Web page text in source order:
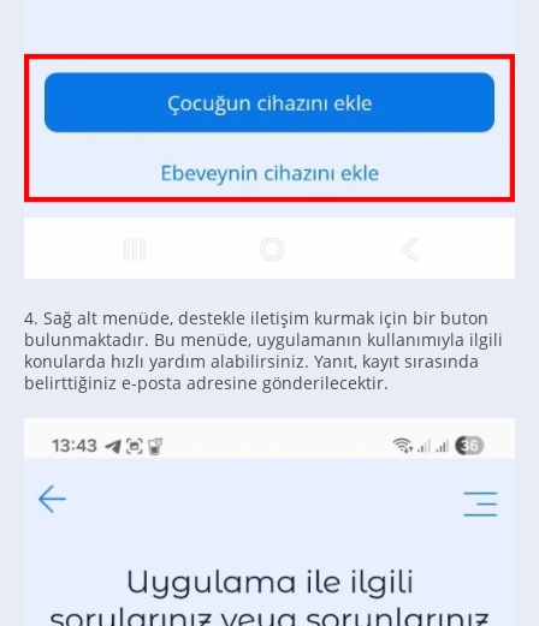
4. Sağ alt menüde, destekle iletişim kurmak için bir buton
bulunmaktadır. Bu menüde, uygulamanın kullanımıyla ilgili
konularda hızlı yardım alabilirsiniz. Yanıt, kayıt sırasında
belirttiğiniz e-posta adresine gönderilecektir.